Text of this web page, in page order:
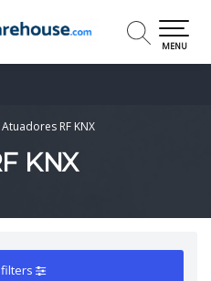
MENU
Atuadores RF KNX
KNX